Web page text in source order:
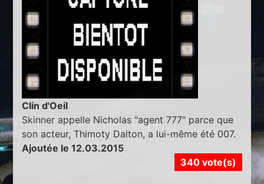
Clin d'Oeil
Skinner appelle Nicholas "agent 777" parce que
son acteur, Thimoty Dalton, a lui-même été 007.
Ajoutée le 12.03.2015
340 vote(s)